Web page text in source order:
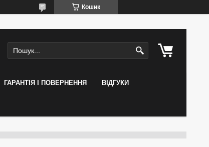
Кошик
ГАРАНТІЯ І ПОВЕРНЕННЯ ВІДГУКИ